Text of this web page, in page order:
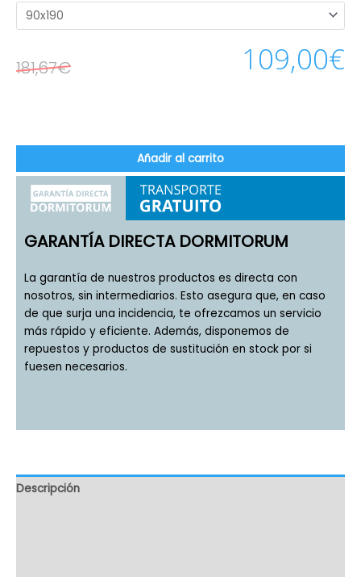
181,67€ 109,00€
Añadir al carrito
GARANTÍA DIRECTA DORMITORUM
La garantía de nuestros productos es directa con
nosotros, sin intermediarios. Esto asegura que, en caso
de que surja una incidencia, te ofrezcamos un servicio
más rápido y eficiente. Además, disponemos de
repuestos y productos de sustitución en stock por si
fuesen necesarios.
Descripción